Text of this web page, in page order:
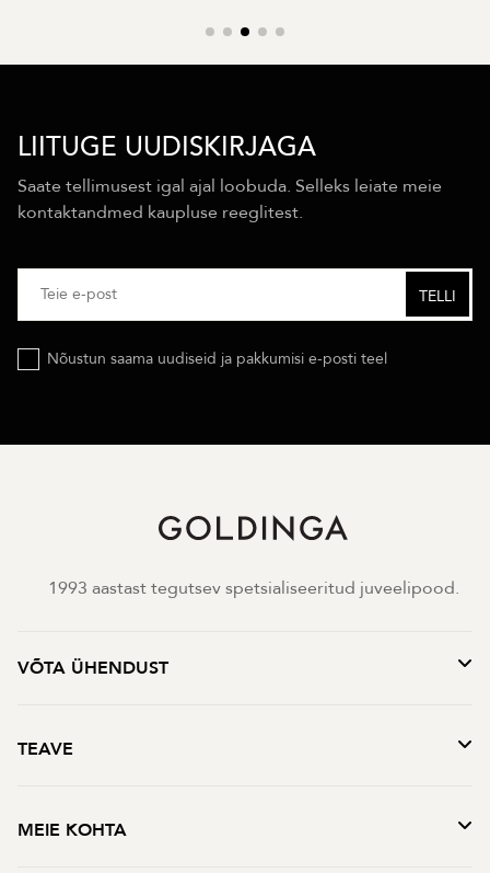
LIITUGE UUDISKIRJAGA
Saate tellimusest igal ajal loobuda. Selleks leiate meie
kontaktandmed kaupluse reeglitest.
Nõustun saama uudiseid ja pakkumisi e-posti teel
1993 aastast tegutsev spetsialiseeritud juveelipood.
VÕTA ÜHENDUST
TEAVE
MEIE KOHTA